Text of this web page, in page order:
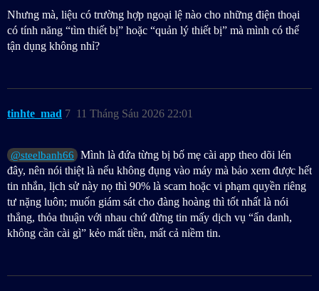
Nhưng mà, liệu có trường hợp ngoại lệ nào cho những điện thoại
có tính năng “tìm thiết bị” hoặc “quản lý thiết bị” mà mình có thể
tận dụng không nhỉ?
tinhte_mad 11 Tháng Sáu 2026 22:01
7
@steelbanh66
Mình là đứa từng bị bố mẹ cài app theo dõi lén
đây, nên nói thiệt là nếu không đụng vào máy mà bảo xem được hết
tin nhắn, lịch sử này nọ thì 90% là scam hoặc vi phạm quyền riêng
tư nặng luôn; muốn giám sát cho đàng hoàng thì tốt nhất là nói
thẳng, thỏa thuận với nhau chứ đừng tin mấy dịch vụ “ẩn danh,
không cần cài gì” kẻo mất tiền, mất cả niềm tin.